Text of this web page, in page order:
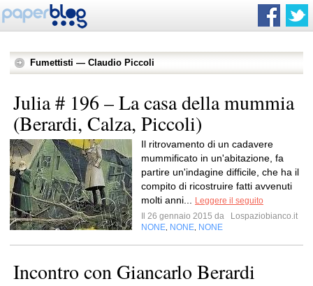
Fumettisti — Claudio Piccoli
Julia # 196 – La casa della mummia
(Berardi, Calza, Piccoli)
Il ritrovamento di un cadavere
mummificato in un'abitazione, fa
partire un'indagine difficile, che ha il
compito di ricostruire fatti avvenuti
molti anni...
Leggere il seguito
Il 26 gennaio 2015 da
Lospaziobianco.it
NONE NONE NONE
Incontro con Giancarlo Berardi